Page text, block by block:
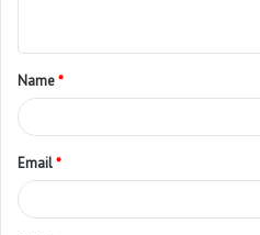
Name*
Email*